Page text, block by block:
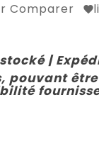
Comparer
|
pouvant